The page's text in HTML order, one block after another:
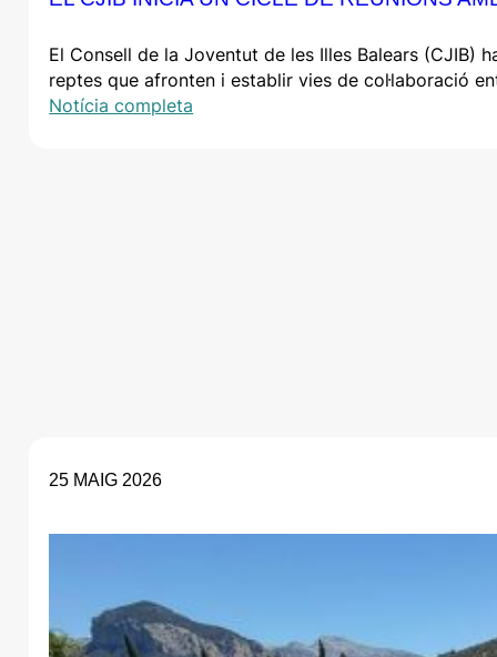
El Consell de la Joventut de les Illes Balears (CJIB)
reptes que afronten i establir vies de col·laboració
Notícia completa
25 MAIG 2026